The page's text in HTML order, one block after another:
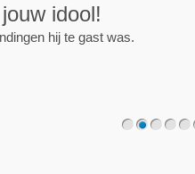
Wekkers, altijd op
Zet een wekker op een